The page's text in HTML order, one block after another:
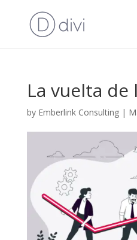
La vuelta de
by Emberlink Consulting|